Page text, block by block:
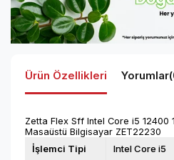
Ürün Özellikleri Yorumlar
Zetta Flex Sff Intel Core i5 12400
Masaüstü Bilgisayar ZET22230
İşlemci Tipi Intel Core i5